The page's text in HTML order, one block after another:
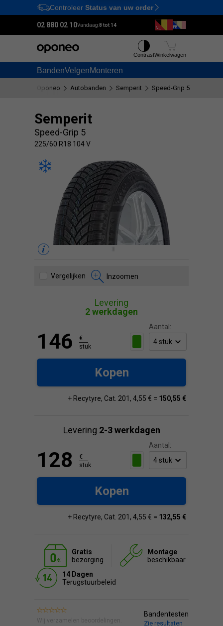
Ctrl M
Controleer Status van uw order
02 880 02 10Vandaag:8 tot 14
BandenVelgenMonteren
ContrastWinkelwagen
Oponeo Autobanden Semperit Speed-Grip 5
Semperit
Speed-Grip 5
225/60 R18 104 V
Vergelijken Inzoomen
Levering
2 werkdagen
Aantal:
146
€
stuk
Kopen
+ Recytyre, Cat. 201, 4,55 € = 150,55 €
Levering 2-3 werkdagen
Aantal:
128
€
stuk
Kopen
+ Recytyre, Cat. 201, 4,55 € = 132,55 €
Gratis
bezorging
Montage
beschikbaar
14 Dagen
Terugstuurbeleid
Wij verzamelen beoordelingen.
Bandentesten
Zie resultaten